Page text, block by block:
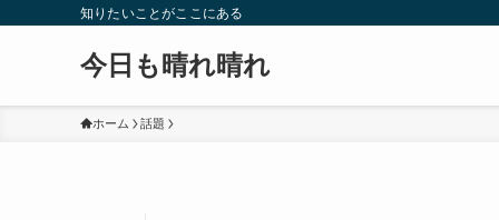
知りたいことがここにある
今日も晴れ晴れ
ホーム 話題